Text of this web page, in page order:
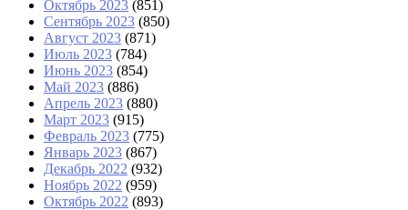
Октябрь 2023 (851)
Сентябрь 2023 (850)
Август 2023 (871)
Июль 2023 (784)
Июнь 2023 (854)
Май 2023 (886)
Апрель 2023 (880)
Март 2023 (915)
Февраль 2023 (775)
Январь 2023 (867)
Декабрь 2022 (932)
Ноябрь 2022 (959)
Октябрь 2022 (893)